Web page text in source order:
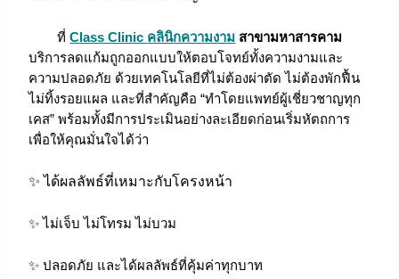
ที่Class Clinic คลินิกความงาม สาขามหาสารคาม
บริการลดแก้มถูกออกแบบให้ตอบโจทย์ทั้งความงามและ
ความปลอดภัย ด้วยเทคโนโลยีที่ไม่ต้องผ่าตัด ไม่ต้องพักฟื้น
ไม่ทิ้งรอยแผล และที่สำคัญคือ “ทำโดยแพทย์ผู้เชี่ยวชาญทุก
เคส” พร้อมทั้งมีการประเมินอย่างละเอียดก่อนเริ่มหัตถการ
เพื่อให้คุณมั่นใจได้ว่า
✨ ได้ผลลัพธ์ที่เหมาะกับโครงหน้า
✨ ไม่เจ็บ ไม่โทรม ไม่บวม
✨ ปลอดภัย และได้ผลลัพธ์ที่คุ้มค่าทุกบาท